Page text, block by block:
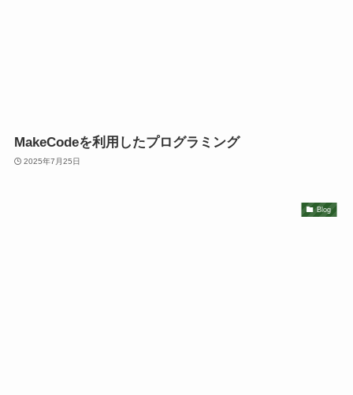
MakeCodeを利用したプログラミング
2025年7月25日
Blog